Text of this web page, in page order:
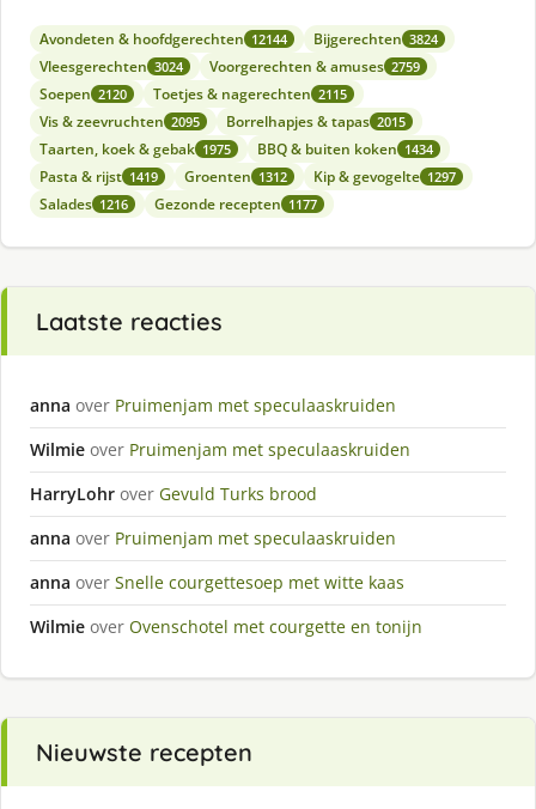
Avondeten & hoofdgerechten 12144 Bijgerechten 3824
Vleesgerechten 3024 Voorgerechten & amuses 2759
Soepen 2120 Toetjes & nagerechten 2115
Vis & zeevruchten 2095 Borrelhapjes & tapas 2015
Taarten, koek & gebak 1975 BBQ & buiten koken 1434
Pasta & rijst 1419 Groenten 1312 Kip & gevogelte 1297
Salades 1216 Gezonde recepten 1177
Laatste reacties
anna over Pruimenjam met speculaaskruiden
Wilmie over Pruimenjam met speculaaskruiden
HarryLohr over Gevuld Turks brood
anna over Pruimenjam met speculaaskruiden
anna over Snelle courgettesoep met witte kaas
Wilmie over Ovenschotel met courgette en tonijn
Nieuwste recepten